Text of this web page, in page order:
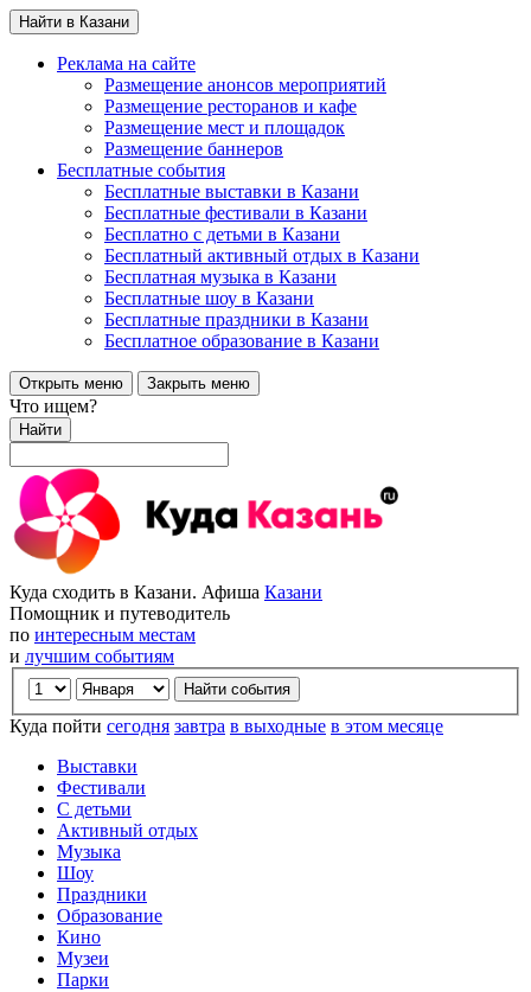
Найти в Казани
Реклама на сайте
Размещение анонсов мероприятий
Размещение ресторанов и кафе
Размещение мест и площадок
Размещение баннеров
Бесплатные события
Бесплатные выставки в Казани
Бесплатные фестивали в Казани
Бесплатно с детьми в Казани
Бесплатный активный отдых в Казани
Бесплатная музыка в Казани
Бесплатные шоу в Казани
Бесплатные праздники в Казани
Бесплатное образование в Казани
Открыть меню Закрыть меню
Что ищем?
Найти
Куда сходить в Казани. Афиша Казани
Помощник и путеводитель
по интересным местам
и лучшим событиям
Куда пойти сегодня завтра в выходные в этом месяце
Выставки
Фестивали
С детьми
Активный отдых
Музыка
Шоу
Праздники
Образование
Кино
Музеи
Парки